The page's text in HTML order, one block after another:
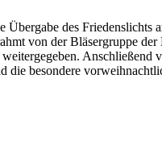
des Friedenslichts
von der Bläsergruppe
Anschließend
besondere